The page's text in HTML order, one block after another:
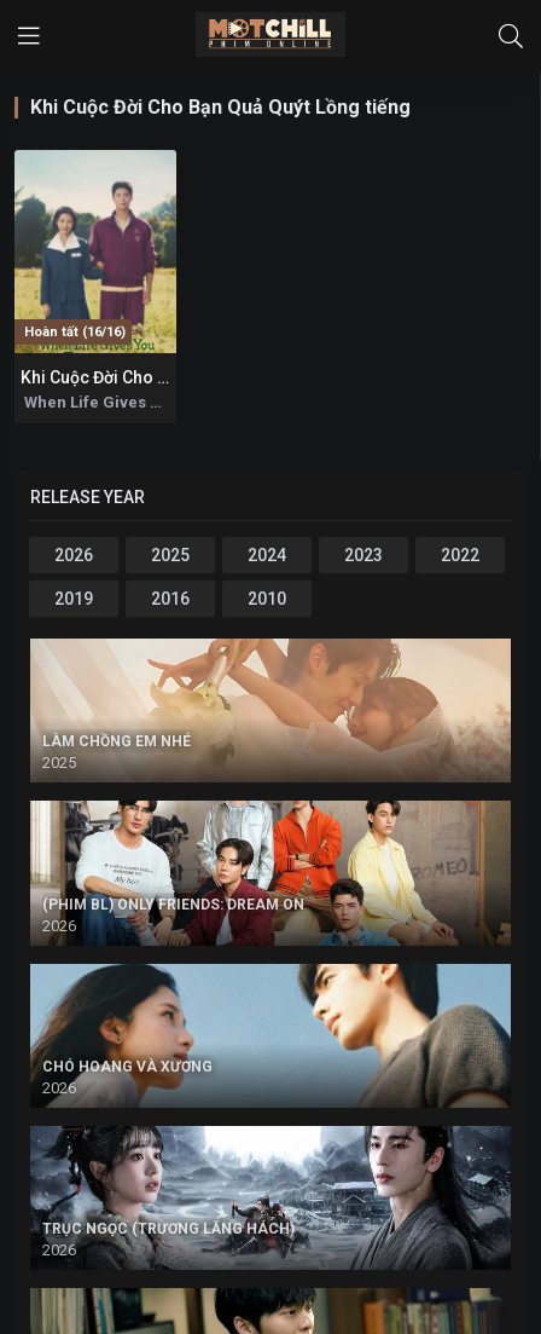
Khi Cuộc Đời Cho Bạn Quả Quýt Lồng tiếng
Hoàn tất (16/16)
7.6
Khi Cuộc Đời Cho Bạn Quả Quýt
When Life Gives You Tangerines 2025
RELEASE YEAR
2026 2025 2024 2023 2022
2019 2016 2010
LÀM CHỒNG EM NHÉ
2025
(PHIM BL) ONLY FRIENDS: DREAM ON
2026
CHÓ HOANG VÀ XƯƠNG
2026
TRỤC NGỌC (TRƯƠNG LĂNG HÁCH)
2026